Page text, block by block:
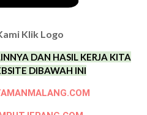
Klik Logo
DAN HASIL KERJA KITA
DIBAWAH INI